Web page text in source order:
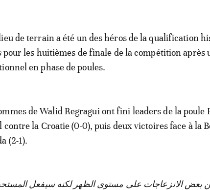
de terrain a été un des héros de la qualification
pour les huitièmes de finale de la compétition après
en phase de poules.
de Walid Regragui ont fini leaders de la poule
contre la Croatie (0-0), puis deux victoires face à la
(2-1).
بعض الانزعاجات على مستوى الظهر لكنه سيفعل